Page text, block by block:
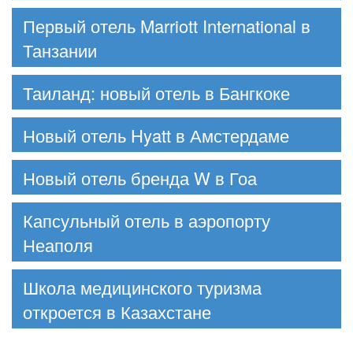
Первый отель Marriott International в
Танзании
Таиланд: новый отель в Бангкоке
Новый отель Hyatt в Амстердаме
Новый отель бренда W в Гоа
Капсульный отель в аэропорту
Неаполя
Школа медицинского туризма
откроется в Казахстане